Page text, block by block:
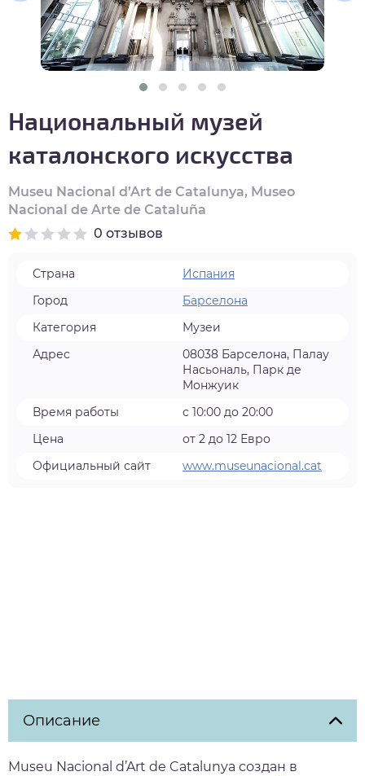
Национальный музей
каталонского искусства
Museu Nacional d’Art de Catalunya, Museo
Nacional de Arte de Cataluña
0 отзывов
Страна
Испания
Город
Барселона
Категория
Музеи
Адрес
08038 Барселона, Палау
Насьональ, Парк де
Монжуик
Время работы
с 10:00 до 20:00
Цена
от 2 до 12 Евро
Официальный сайт
www.museunacional.cat
Описание
Museu Nacional d’Art de Catalunya создан в